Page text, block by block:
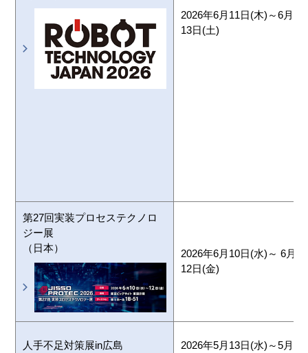
2026年6月11日(木)～6月
13日(土)
第27回実装プロセステクノロ
ジー展
（日本）
2026年6月10日(水)～ 6月
12日(金)
人手不足対策展in広島
2026年5月13日(水)～5月